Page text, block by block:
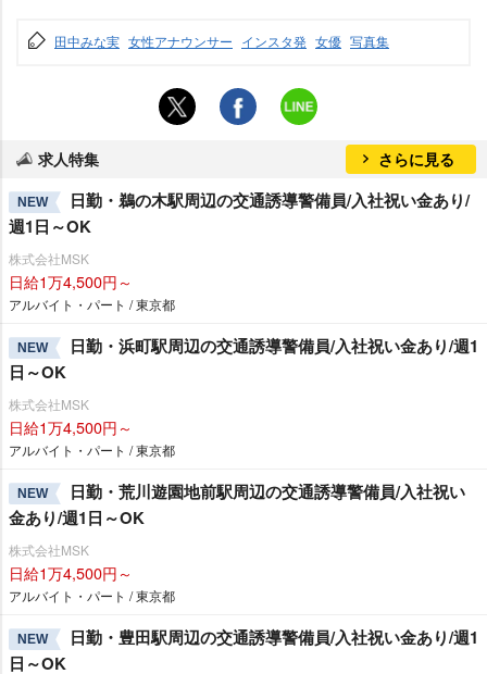
田中みな実 女性アナウンサー インスタ発 女優 写真集
求人特集 さらに見る
NEW
日勤・鵜の木駅周辺の交通誘導警備員/入社祝い金あり/
週1日～OK
株式会社MSK
日給1万4,500円～
アルバイト・パート / 東京都
NEW
日勤・浜町駅周辺の交通誘導警備員/入社祝い金あり/週1
日～OK
株式会社MSK
日給1万4,500円～
アルバイト・パート / 東京都
NEW
日勤・荒川遊園地前駅周辺の交通誘導警備員/入社祝い
金あり/週1日～OK
株式会社MSK
日給1万4,500円～
アルバイト・パート / 東京都
NEW
日勤・豊田駅周辺の交通誘導警備員/入社祝い金あり/週1
日～OK